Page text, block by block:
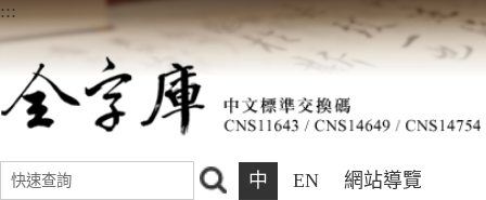
:::
中 EN 網站導覽